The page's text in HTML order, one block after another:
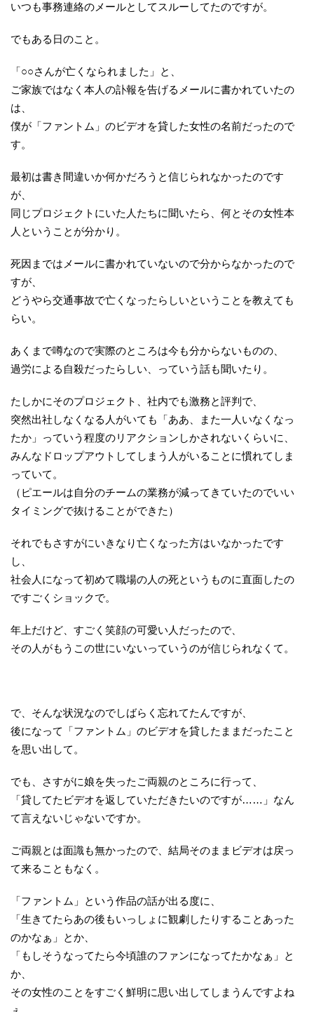
いつも事務連絡のメールとしてスルーしてたのですが。
でもある日のこと。
「○○さんが亡くなられました」と、
ご家族ではなく本人の訃報を告げるメールに書かれていたの
は、
僕が「ファントム」のビデオを貸した女性の名前だったので
す。
最初は書き間違いか何かだろうと信じられなかったのです
が、
同じプロジェクトにいた人たちに聞いたら、何とその女性本
人ということが分かり。
死因まではメールに書かれていないので分からなかったので
すが、
どうやら交通事故で亡くなったらしいということを教えても
らい。
あくまで噂なので実際のところは今も分からないものの、
過労による自殺だったらしい、っていう話も聞いたり。
たしかにそのプロジェクト、社内でも激務と評判で、
突然出社しなくなる人がいても「ああ、また一人いなくなっ
たか」っていう程度のリアクションしかされないくらいに、
みんなドロップアウトしてしまう人がいることに慣れてしま
っていて。
（ピエールは自分のチームの業務が減ってきていたのでいい
タイミングで抜けることができた）
それでもさすがにいきなり亡くなった方はいなかったです
し、
社会人になって初めて職場の人の死というものに直面したの
ですごくショックで。
年上だけど、すごく笑顔の可愛い人だったので、
その人がもうこの世にいないっていうのが信じられなくて。
で、そんな状況なのでしばらく忘れてたんですが、
後になって「ファントム」のビデオを貸したままだったこと
を思い出して。
でも、さすがに娘を失ったご両親のところに行って、
「貸してたビデオを返していただきたいのですが……」なん
て言えないじゃないですか。
ご両親とは面識も無かったので、結局そのままビデオは戻っ
て来ることもなく。
「ファントム」という作品の話が出る度に、
「生きてたらあの後もいっしょに観劇したりすることあった
のかなぁ」とか、
「もしそうなってたら今頃誰のファンになってたかなぁ」と
か、
その女性のことをすごく鮮明に思い出してしまうんですよね